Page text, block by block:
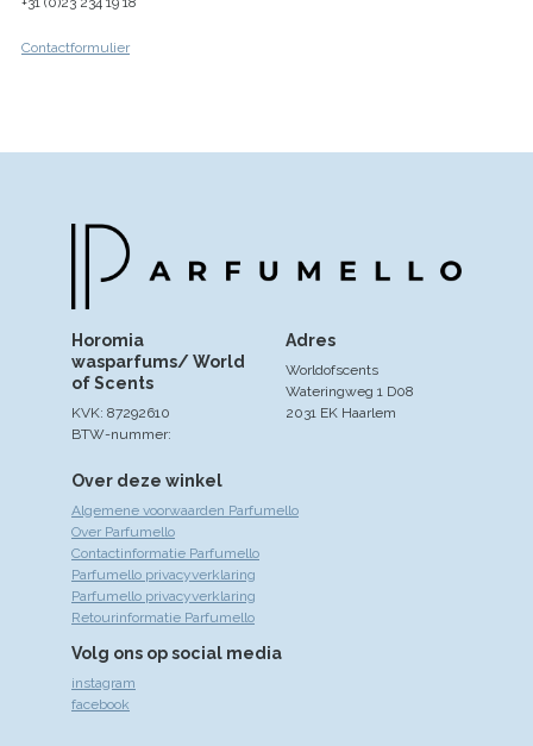
Contactformulier
Over deze winkel
Algemene voorwaarden Parfumello
Over Parfumello
Contactinformatie Parfumello
Parfumello privacyverklaring
Parfumello privacyverklaring
Retourinformatie Parfumello
Volg ons op social media
instagram
facebook
Adres
Worldofscents
Wateringweg 1 D08
2031 EK Haarlem
Horomia
wasparfums/ World
of Scents
KVK: 87292610
BTW-nummer: